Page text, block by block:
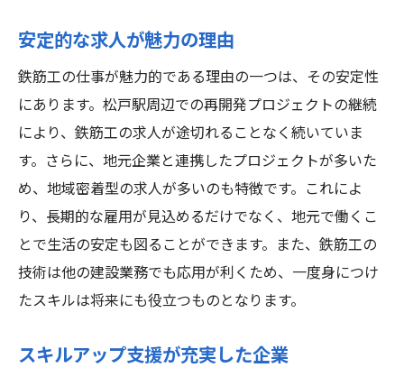
安定的な求人が魅力の理由
鉄筋工の仕事が魅力的である理由の一つは、その安定性
にあります。松戸駅周辺での再開発プロジェクトの継続
により、鉄筋工の求人が途切れることなく続いていま
す。さらに、地元企業と連携したプロジェクトが多いた
め、地域密着型の求人が多いのも特徴です。これによ
り、長期的な雇用が見込めるだけでなく、地元で働くこ
とで生活の安定も図ることができます。また、鉄筋工の
技術は他の建設業務でも応用が利くため、一度身につけ
たスキルは将来にも役立つものとなります。
スキルアップ支援が充実した企業